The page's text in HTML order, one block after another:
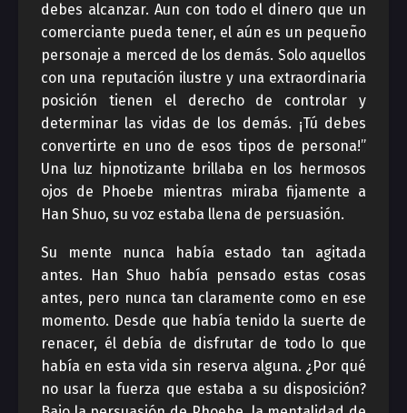
debes alcanzar. Aun con todo el dinero que un
comerciante pueda tener, el aún es un pequeño
personaje a merced de los demás. Solo aquellos
con una reputación ilustre y una extraordinaria
posición tienen el derecho de controlar y
determinar las vidas de los demás. ¡Tú debes
convertirte en uno de esos tipos de persona!”
Una luz hipnotizante brillaba en los hermosos
ojos de Phoebe mientras miraba fijamente a
Han Shuo, su voz estaba llena de persuasión.
Su mente nunca había estado tan agitada
antes. Han Shuo había pensado estas cosas
antes, pero nunca tan claramente como en ese
momento. Desde que había tenido la suerte de
renacer, él debía de disfrutar de todo lo que
había en esta vida sin reserva alguna. ¿Por qué
no usar la fuerza que estaba a su disposición?